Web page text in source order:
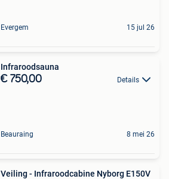
Evergem 15 jul 26
Infraroodsauna
€ 750,00 Details
Beauraing 8 mei 26
Veiling - Infraroodcabine Nyborg E150V